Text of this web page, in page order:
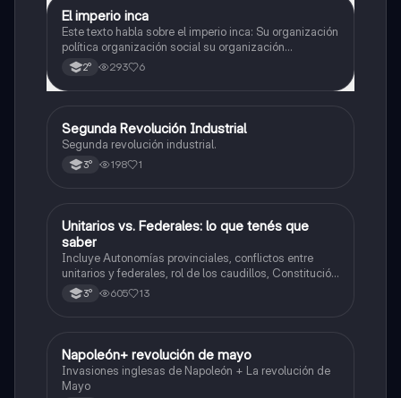
Historia
El imperio inca
Este texto habla sobre el imperio inca: Su organización
política organización social su organización
económica su y organización religiosa
2° 293 6
Historia
Segunda Revolución Industrial
Segunda revolución industrial.
3° 198 1
Historia
Unitarios vs. Federales: lo que tenés que
saber
Incluye Autonomías provinciales, conflictos entre
unitarios y federales, rol de los caudillos, Constitución
de 1826, figura de Dorrego y hegemonía de Rosas,
resumen, comparaciones y línea del tiempo.
3° 605 13
Historia
Napoleón+ revolución de mayo
Invasiones inglesas de Napoleón + La revolución de
Mayo